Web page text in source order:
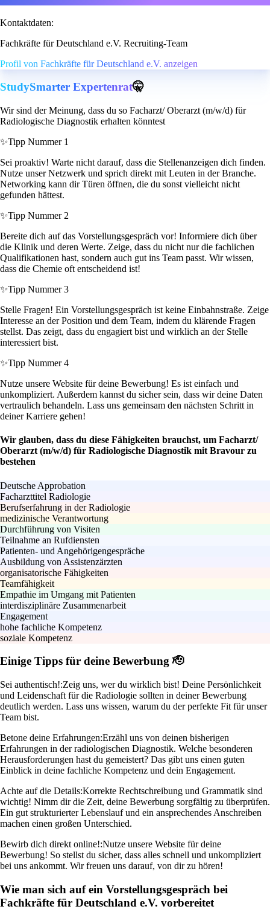
Kontaktdaten:
Fachkräfte für Deutschland e.V. Recruiting-Team
Profil von Fachkräfte für Deutschland e.V. anzeigen
StudySmarter Expertenrat🤫
Wir sind der Meinung, dass du so Facharzt/ Oberarzt (m/w/d) für
Radiologische Diagnostik erhalten könntest
✨Tipp Nummer 1
Sei proaktiv! Warte nicht darauf, dass die Stellenanzeigen dich finden.
Nutze unser Netzwerk und sprich direkt mit Leuten in der Branche.
Networking kann dir Türen öffnen, die du sonst vielleicht nicht
gefunden hättest.
✨Tipp Nummer 2
Bereite dich auf das Vorstellungsgespräch vor! Informiere dich über
die Klinik und deren Werte. Zeige, dass du nicht nur die fachlichen
Qualifikationen hast, sondern auch gut ins Team passt. Wir wissen,
dass die Chemie oft entscheidend ist!
✨Tipp Nummer 3
Stelle Fragen! Ein Vorstellungsgespräch ist keine Einbahnstraße. Zeige
Interesse an der Position und dem Team, indem du klärende Fragen
stellst. Das zeigt, dass du engagiert bist und wirklich an der Stelle
interessiert bist.
✨Tipp Nummer 4
Nutze unsere Website für deine Bewerbung! Es ist einfach und
unkompliziert. Außerdem kannst du sicher sein, dass wir deine Daten
vertraulich behandeln. Lass uns gemeinsam den nächsten Schritt in
deiner Karriere gehen!
Wir glauben, dass du diese Fähigkeiten brauchst, um Facharzt/
Oberarzt (m/w/d) für Radiologische Diagnostik mit Bravour zu
bestehen
Deutsche Approbation
Facharzttitel Radiologie
Berufserfahrung in der Radiologie
medizinische Verantwortung
Durchführung von Visiten
Teilnahme an Rufdiensten
Patienten- und Angehörigengespräche
Ausbildung von Assistenzärzten
organisatorische Fähigkeiten
Teamfähigkeit
Empathie im Umgang mit Patienten
interdisziplinäre Zusammenarbeit
Engagement
hohe fachliche Kompetenz
soziale Kompetenz
Einige Tipps für deine Bewerbung 🫡
Sei authentisch!:Zeig uns, wer du wirklich bist! Deine Persönlichkeit
und Leidenschaft für die Radiologie sollten in deiner Bewerbung
deutlich werden. Lass uns wissen, warum du der perfekte Fit für unser
Team bist.
Betone deine Erfahrungen:Erzähl uns von deinen bisherigen
Erfahrungen in der radiologischen Diagnostik. Welche besonderen
Herausforderungen hast du gemeistert? Das gibt uns einen guten
Einblick in deine fachliche Kompetenz und dein Engagement.
Achte auf die Details:Korrekte Rechtschreibung und Grammatik sind
wichtig! Nimm dir die Zeit, deine Bewerbung sorgfältig zu überprüfen.
Ein gut strukturierter Lebenslauf und ein ansprechendes Anschreiben
machen einen großen Unterschied.
Bewirb dich direkt online!:Nutze unsere Website für deine
Bewerbung! So stellst du sicher, dass alles schnell und unkompliziert
bei uns ankommt. Wir freuen uns darauf, von dir zu hören!
Wie man sich auf ein Vorstellungsgespräch bei
Fachkräfte für Deutschland e.V. vorbereitet